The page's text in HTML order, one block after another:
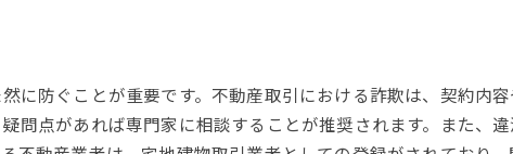
スケジュールの遅れとそのリスク
問題を避けるための基礎知識
に防ぐことが重要です。不動産取引における詐欺は、契約内
問点があれば専門家に相談することが推奨されます。また、